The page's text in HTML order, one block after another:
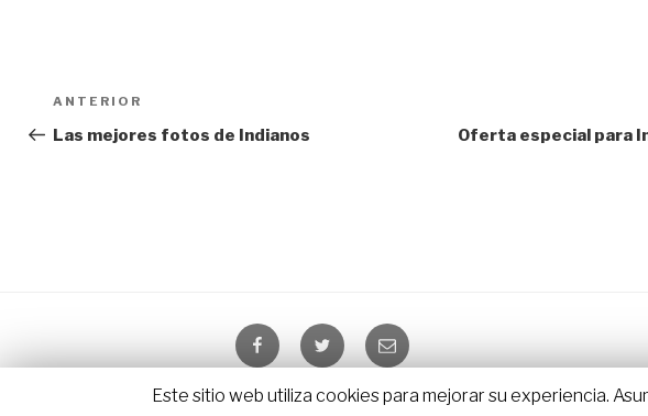
Navegación
de
Entrada
anterior:
ANTERIOR
Las mejores fotos de Indianos
Oferta especial para
FacebookTwitter Email
Este sitio web utiliza cookies para mejorar su experiencia.